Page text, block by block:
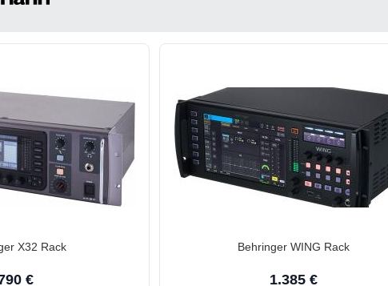
X32 Rack
€
Behringer WING Rack
1.385 €